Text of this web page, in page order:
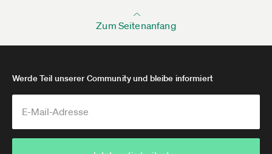
Zum Seitenanfang
Werde Teil unserer Community und bleibe informiert